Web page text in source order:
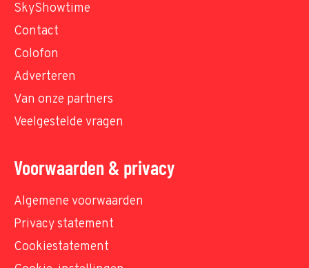
SkyShowtime
Contact
Colofon
Adverteren
Van onze partners
Veelgestelde vragen
Voorwaarden & privacy
Algemene voorwaarden
Privacy statement
Cookiestatement